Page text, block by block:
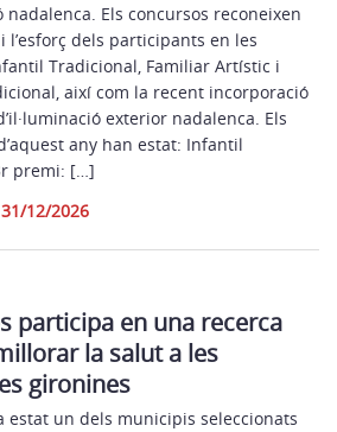
nadalenca. Els concursos reconeixen
l’esforç dels participants en les
Tradicional, Familiar Artístic i
així com la recent incorporació
exterior nadalenca. Els
any han estat: Infantil
premi: […]
12/2026
participa en una recerca
la salut a les
gironines
estat un dels municipis seleccionats